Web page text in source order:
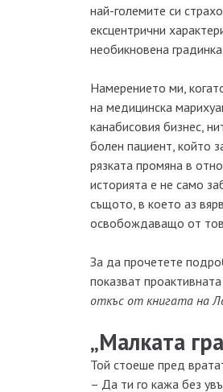
най-големите си
ексцентрични
необикновена
Намерението ми,
на медицинска
канабисовия бизнес,
болен пациент, който
рязката промяна в
историята е не само
същото, в което аз
освобождаващо от
За да прочетете
показват
откъс от книгата на
„Малката
Той стоеше пред
– Да ти го кажа без